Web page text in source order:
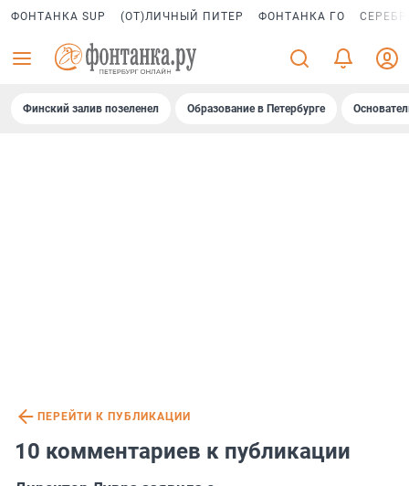
ФОНТАНКА SUP (ОТ)ЛИЧНЫЙ ПИТЕР ФОНТАНКА ГО
Финский залив позеленел Образование в Петербурге
ПЕРЕЙТИ К ПУБЛИКАЦИИ
10 комментариев к публикации